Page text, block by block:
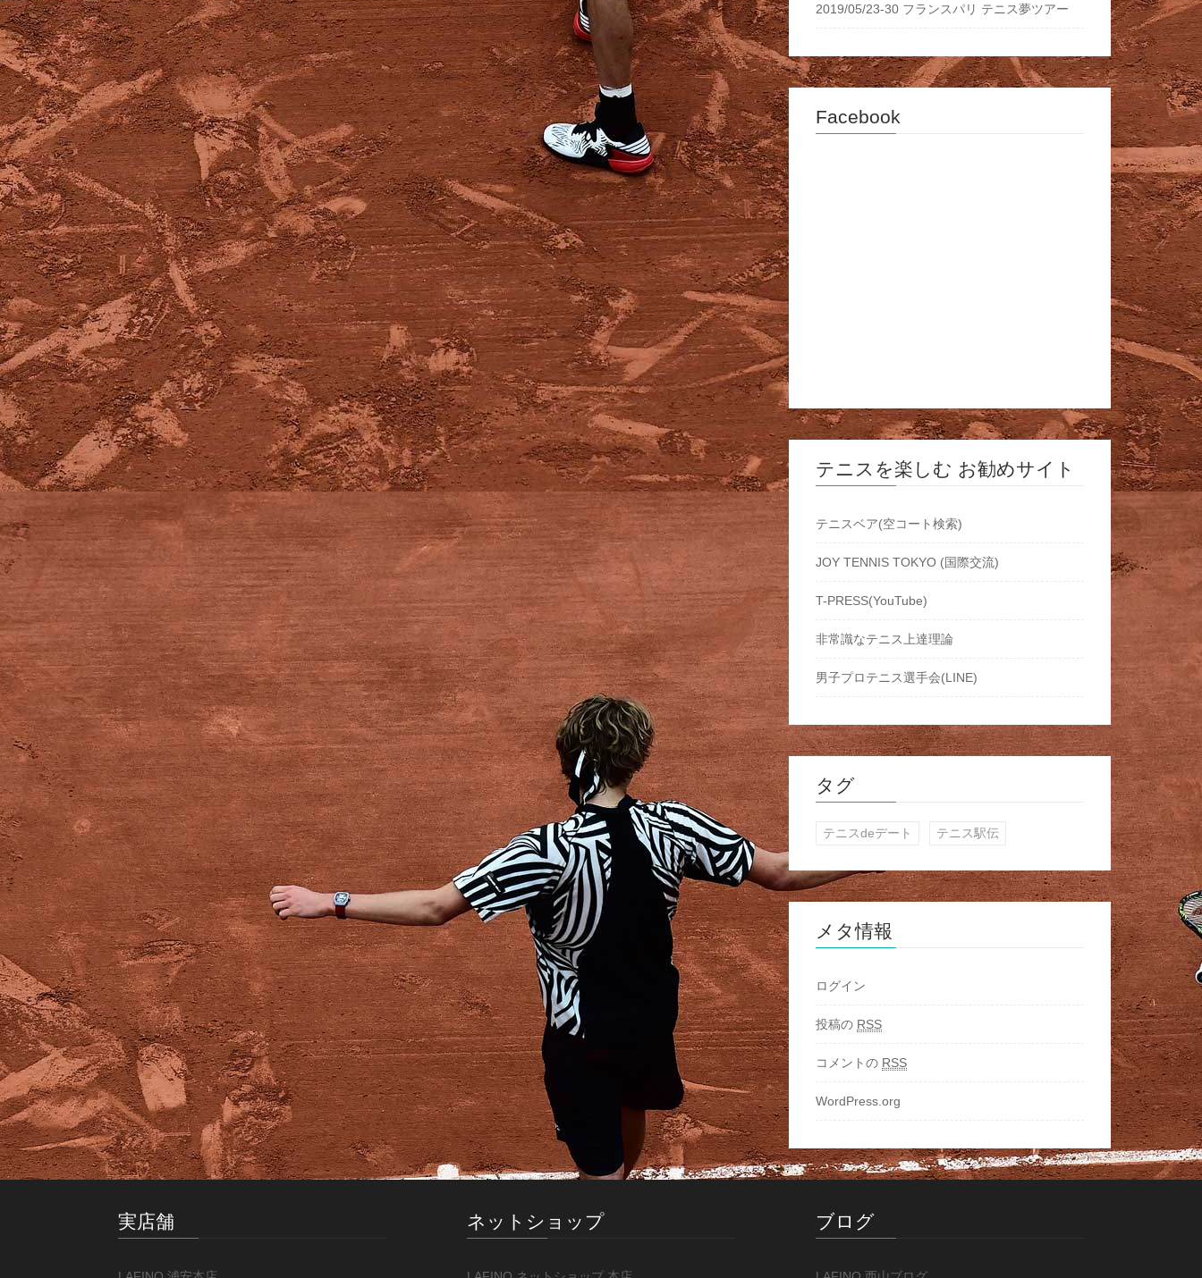
2019/05/23-30 フランスパリ テニス夢ツアー
Facebook
テニスを楽しむ お勧めサイト
テニスベア(空コート検索)
JOY TENNIS TOKYO (国際交流)
T-PRESS(YouTube)
非常識なテニス上達理論
男子プロテニス選手会(LINE)
タグ
テニスdeデート テニス駅伝
メタ情報
ログイン
投稿の RSS
コメントの RSS
WordPress.org
実店舗 ネットショップ ブログ